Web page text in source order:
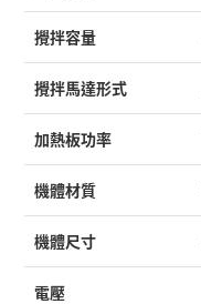
攪拌容量
攪拌馬達形式
加熱板功率
機體材質
機體尺寸
電壓